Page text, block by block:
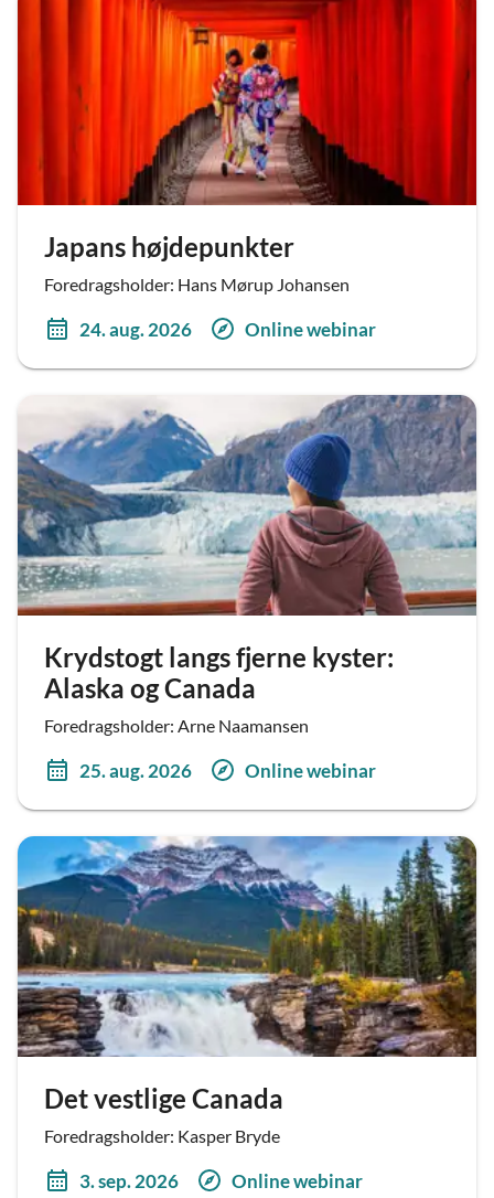
Japans højdepunkter
Foredragsholder: Hans Mørup Johansen
24. aug. 2026 Online webinar
Krydstogt langs fjerne kyster:
Alaska og Canada
Foredragsholder: Arne Naamansen
25. aug. 2026 Online webinar
Det vestlige Canada
Foredragsholder: Kasper Bryde
3. sep. 2026 Online webinar